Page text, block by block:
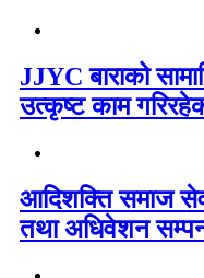
JJYC बाराको
उत्कृष्ट काम
आदिशक्ति समाज
तथा अधिवेशन